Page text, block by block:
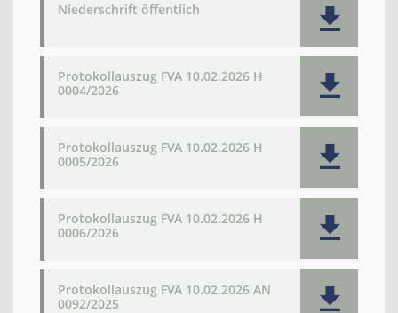
Niederschrift öffentlich
Protokollauszug FVA 10.02.2026 H
0004/2026
Protokollauszug FVA 10.02.2026 H
0005/2026
Protokollauszug FVA 10.02.2026 H
0006/2026
Protokollauszug FVA 10.02.2026 AN
0092/2025